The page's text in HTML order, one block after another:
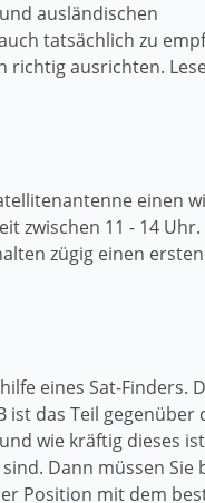
ausländischen
tatsächlich zu
richtig ausrichten.
einen
zwischen 11 - 14
zügig einen ersten
eines Sat-Finders.
ist das Teil
wie kräftig dieses
Dann müssen
Position mit dem